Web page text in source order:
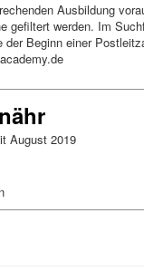
Ausbildung
gefiltert werden. Im
Beginn einer
August 2019